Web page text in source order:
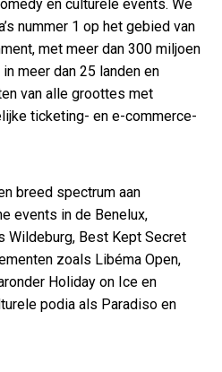
en culturele events. We
nummer 1 op het gebied van
met meer dan 300 miljoen
meer dan 25 landen en
van alle groottes met
ticketing- en e-commerce-
breed spectrum aan
events in de Benelux,
Wildeburg, Best Kept Secret
zoals Libéma Open,
Holiday on Ice en
podia als Paradiso en